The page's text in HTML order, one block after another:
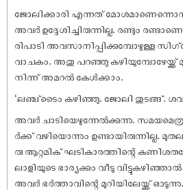
ജോലിക്കാരി എന്നത്
അവർ ഉദ്ദേശിച്ചിരുന്നില്ല. രണ്ടും
രിപാടി അവസാനിപ്പിക്കുമ്പോഴുള്ള
വാചകം. അതു പറഞ്ഞു കഴിയുമ്പോഴേയ്ക്ക്
നിന്ന് അമറൽ കേൾക്കാം.
‘ലഞ്ച്‌ടൈം കഴിഞ്ഞു. ജോലി തുടങ്ങ്.
അവർ ചാടിയെഴുന്നേൽക്കുന്നു.
ർക്ക് വഴിയൊന്നും ഉണ്ടായിരുന്നില്ല.
രു ആറ്റമിക് ഘടികാരത്തിന്റെ
ലാളിയുടെ ഭാര്യക്കും വീടു
അവർ ഭർത്താവിന്റെ മുറിയിലേയ്ക്ക്